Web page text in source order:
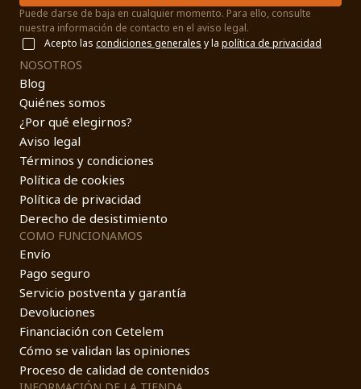
Puede darse de baja en cualquier momento. Para ello, consulte
nuestra información de contacto en el aviso legal.
Acepto las condiciones generales y la política de privacidad
NOSOTROS
Blog
Quiénes somos
¿Por qué elegirnos?
Aviso legal
Términos y condiciones
Política de cookies
Política de privacidad
Derecho de desistimiento
COMO FUNCIONAMOS
Envío
Pago seguro
Servicio postventa y garantía
Devoluciones
Financiación con Cetelem
Cómo se validan las opiniones
Proceso de calidad de contenidos